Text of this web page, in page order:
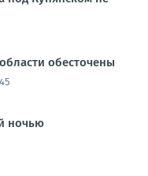
обесточены
ночью